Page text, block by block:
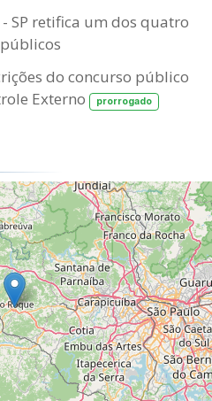
SP retifica um dos quatro
do concurso público
Externo
prorrogado